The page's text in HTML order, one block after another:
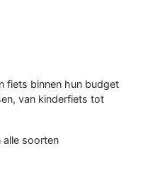
fiets binnen hun budget
van kinderfiets tot
alle soorten